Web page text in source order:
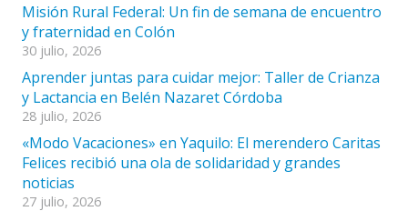
Misión Rural Federal: Un fin de semana de encuentro
y fraternidad en Colón
30 julio, 2026
Aprender juntas para cuidar mejor: Taller de Crianza
y Lactancia en Belén Nazaret Córdoba
28 julio, 2026
«Modo Vacaciones» en Yaquilo: El merendero Caritas
Felices recibió una ola de solidaridad y grandes
noticias
27 julio, 2026